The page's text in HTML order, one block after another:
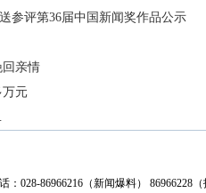
参评第36届中国新闻奖作品公示
回亲情
万元
：028-86966216（新闻爆料） 86966228